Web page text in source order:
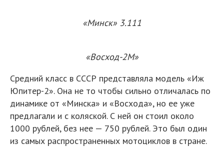
«Минск» 3.111
«Восход-2М»
Средний класс в СССР представляла модель «Иж
Юпитер-2». Она не то чтобы сильно отличалась по
динамике от «Минска» и «Восхода», но ее уже
предлагали и с коляской. С ней он стоил около
1000 рублей, без нее — 750 рублей. Это был один
из самых распространенных мотоциклов в стране.